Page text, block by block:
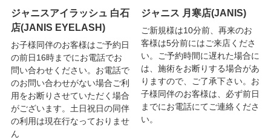
ジャニスアイラッシュ 白石
店(JANIS EYELASH)
お子様同伴のお客様はご予約日
の前日16時までにお電話でお
問い合わせください。お電話で
のお問い合わせがない場合ご利
用をお断りさせていただく場合
がございます。土日祝日の同伴
の利用は現在行なっておりませ
ん
ジャニス 月寒店(JANIS)
ご新規様は10分前、再来のお
客様は5分前にはご来店くださ
い。ご予約時間に遅れた場合に
は、施術をお断りする場合があ
りますので、ご了承下さい。お
子様同伴のお客様は、必ず前日
までにお電話にてご連絡くださ
い。